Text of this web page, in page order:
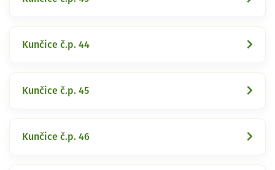
Kunčice č.p. 44
Kunčice č.p. 45
Kunčice č.p. 46